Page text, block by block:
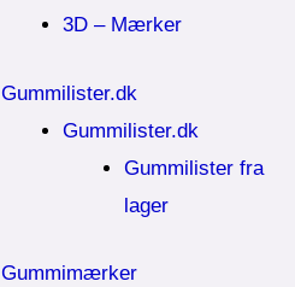
3D – Mærker
Gummilister.dk
Gummilister.dk
Gummilister fra
lager
Gummimærker